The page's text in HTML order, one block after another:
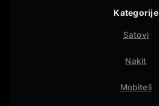
Kategorije
Satovi
Nakit
Mobiteli